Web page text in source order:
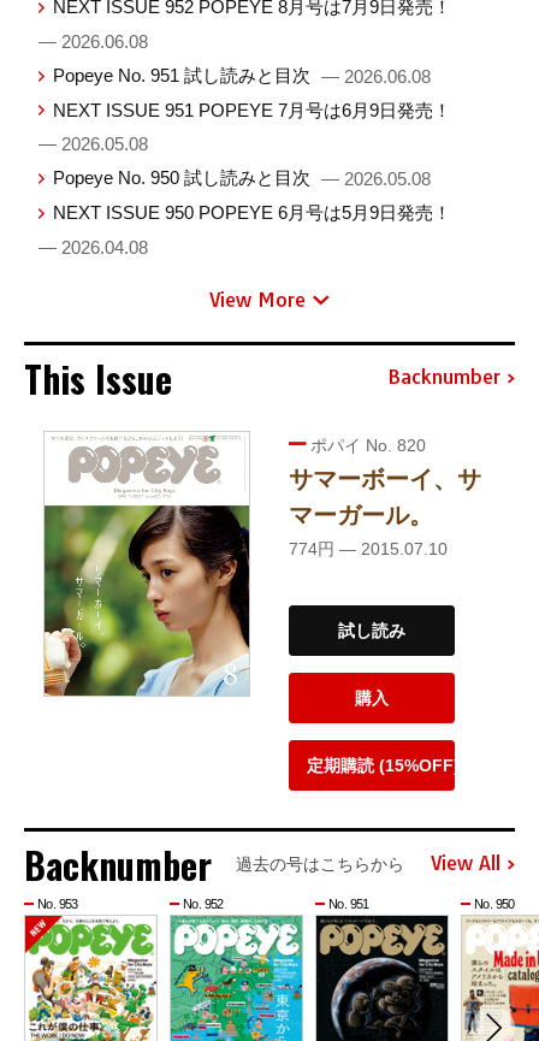
NEXT ISSUE 952 POPEYE 8月号は7月9日発売！
— 2026.06.08
Popeye No. 951 試し読みと目次 — 2026.06.08
NEXT ISSUE 951 POPEYE 7月号は6月9日発売！
— 2026.05.08
Popeye No. 950 試し読みと目次 — 2026.05.08
NEXT ISSUE 950 POPEYE 6月号は5月9日発売！
— 2026.04.08
View More
This Issue Backnumber
ポパイ No. 820
サマーボーイ、サ
マーガール。
774円 — 2015.07.10
試し読み
購入
定期購読 (15%OFF)
Backnumber 過去の号はこちらから View All
No. 953 No. 952 No. 951 No. 950